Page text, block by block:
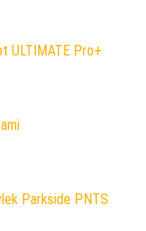
ULTIMATE Pro+
Parkside PNTS